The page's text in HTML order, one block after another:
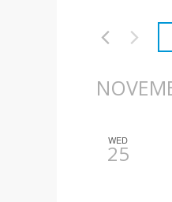
WED
25